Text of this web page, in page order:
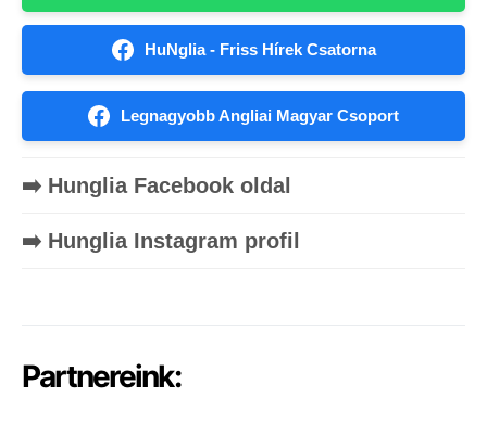
HuNglia - Friss Hírek Csatorna
Legnagyobb Angliai Magyar Csoport
➡️ Hunglia Facebook oldal
➡️ Hunglia Instagram profil
Partnereink: